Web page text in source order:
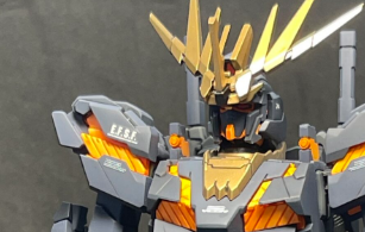
ยากมาก ต้องเทียบกับรูปทางเนท ซึ่งไม่ตรงเลย เอาพอ
ความช่วยเหลือจากเพื่อนๆในเพจ